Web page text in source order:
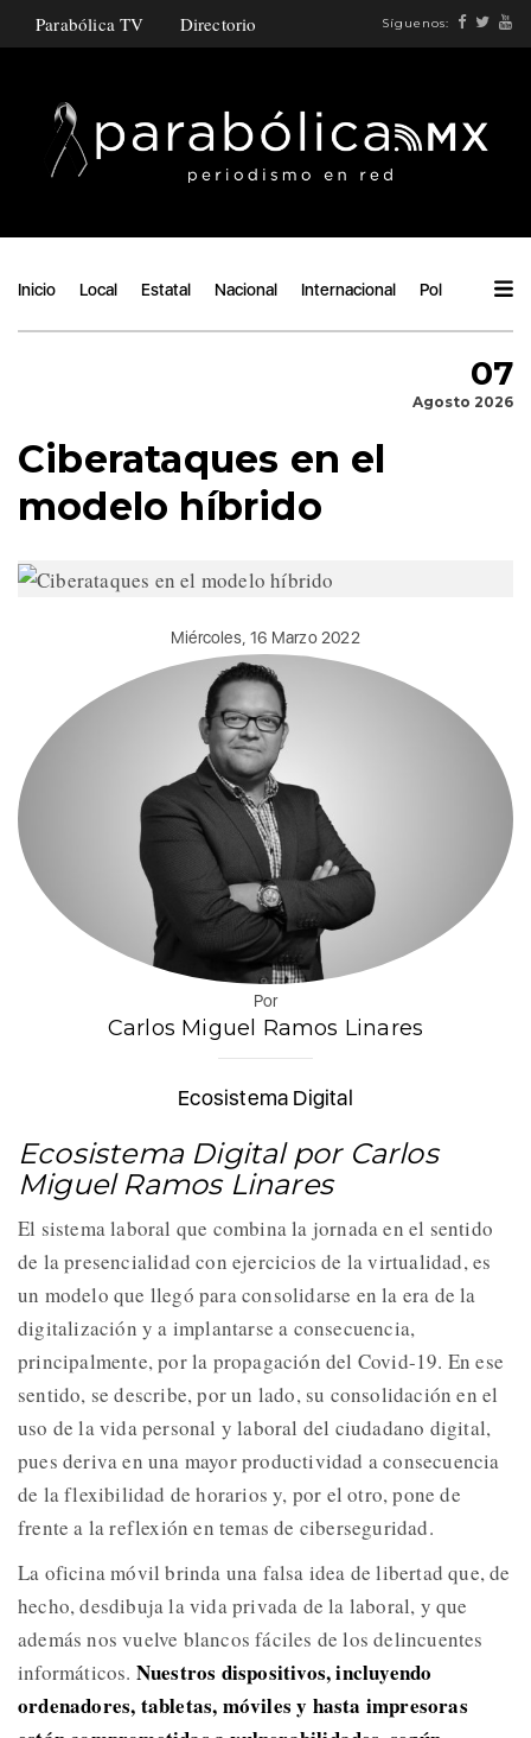
Parabólica TV Directorio Síguenos:
Inicio Local Estatal Nacional Internacional Política
07
Agosto 2026
Ciberataques en el
modelo híbrido
Miércoles, 16 Marzo 2022
Por
Carlos Miguel Ramos Linares
Ecosistema Digital
Ecosistema Digital por Carlos
Miguel Ramos Linares
El sistema laboral que combina la jornada en el sentido
de la presencialidad con ejercicios de la virtualidad, es
un modelo que llegó para consolidarse en la era de la
digitalización y a implantarse a consecuencia,
principalmente, por la propagación del Covid-19. En ese
sentido, se describe, por un lado, su consolidación en el
uso de la vida personal y laboral del ciudadano digital,
pues deriva en una mayor productividad a consecuencia
de la flexibilidad de horarios y, por el otro, pone de
frente a la reflexión en temas de ciberseguridad.
La oficina móvil brinda una falsa idea de libertad que, de
hecho, desdibuja la vida privada de la laboral, y que
además nos vuelve blancos fáciles de los delincuentes
informáticos. Nuestros dispositivos, incluyendo
ordenadores, tabletas, móviles y hasta impresoras